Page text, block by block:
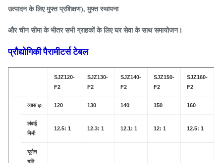
उत्पादन के लिए मुफ्त प्रशिक्षण), मुफ्त स्थापना
और चीन सीमा के भीतर सभी ग्राहकों के लिए घर सेवा के साथ समायोजन।
प्रौद्योगिकी पैरामीटर्स टेबल
SJZ120-
F2
SJZ130-
F2
SJZ140-
F2
SJZ150-
F2
SJZ160-
F2
व्यास φ 120 130 140 150 160
लंबाई
मिमी
12.5: 1 12.3: 1 12.1: 1 12: 1 12.5: 1
घूर्णन
गति